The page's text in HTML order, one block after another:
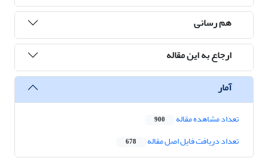
هم رسانی
ارجاع به این مقاله
آمار
تعداد مشاهده مقاله 900
تعداد دریافت فایل اصل مقاله 678